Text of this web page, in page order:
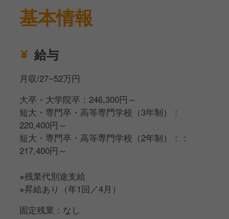
営のスキルを磨いていきましょう。
ストアマネジャーとして、店舗の経営を担います。
の業務に携わるチャンスがあります。
様々な経験を通して、課題解決能力を高めることがで
きます。
▼入社9年目以降▼
経営者の視点に立ち、自ら課題解決に取り組んでいた
だきます。
基本情報
給与
月収/27~52万円
大卒・大学院卒：246,300円～
短大・専門卒・高等専門学校（3年制）：
220,400円～
短大・専門卒・高等専門学校（2年制）：：
217,400円～
※残業代別途支給
※昇給あり（年1回／4月）
固定残業：なし